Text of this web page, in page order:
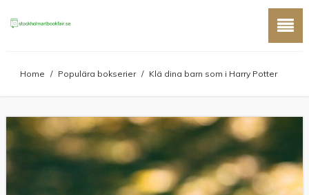
Home / Populära bokserier / Klä dina barn som i Harry Potter